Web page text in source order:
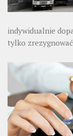
indywidualnie
tylko